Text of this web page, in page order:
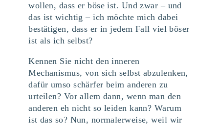
wollen, dass er böse ist. Und zwar – und
das ist wichtig – ich möchte mich dabei
bestätigen, dass er in jedem Fall viel böser
ist als ich selbst?
Kennen Sie nicht den inneren
Mechanismus, von sich selbst abzulenken,
dafür umso schärfer beim anderen zu
urteilen? Vor allem dann, wenn man den
anderen eh nicht so leiden kann? Warum
ist das so? Nun, normalerweise, weil wir